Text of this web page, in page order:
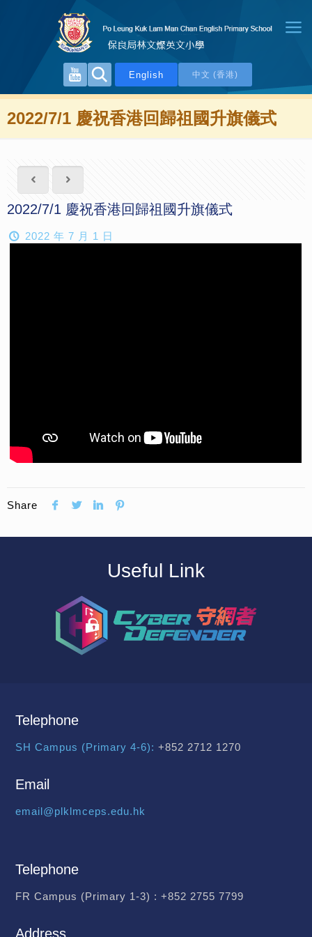
English 中文 (香港)
2022/7/1 慶祝香港回歸祖國升旗儀式
2022/7/1 慶祝香港回歸祖國升旗儀式
2022 年 7 月 1 日
Share
Useful Link
Telephone
SH Campus (Primary 4-6): +852 2712 1270
Email
email@plklmceps.edu.hk
Telephone
FR Campus (Primary 1-3) : +852 2755 7799
Address